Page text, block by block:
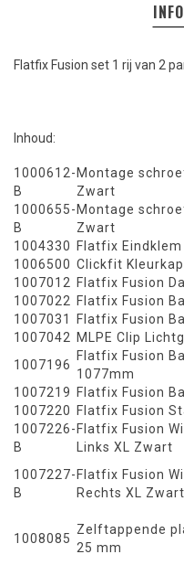
Flatfix Fusion set 1 rij van 2
Inhoud:
1000612-
B
Montage
Zwart
1000655-
B
Montage
Zwart
1004330
Flatfix
1006500 Clickfit
1007012
Flatfix Fusion
1007022
Flatfix Fusion
1007031
Flatfix Fusion
1007042
MLPE Clip
1007196
Flatfix Fusion
1077mm
1007219
Flatfix Fusion
1007220
Flatfix Fusion
1007226-
B
Flatfix Fusion
Links XL Zwart
1007227-
B
Flatfix Fusion
Rechts XL Zwart
1008085
Zelftappende
25 mm